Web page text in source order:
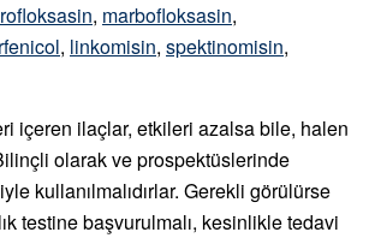
, marbofloksasin,
, linkomisin, spektinomisin,
içeren ilaçlar, etkileri azalsa bile, halen
olarak ve prospektüslerinde
kullanılmalıdırlar. Gerekli görülürse
testine başvurulmalı, kesinlikle tedavi